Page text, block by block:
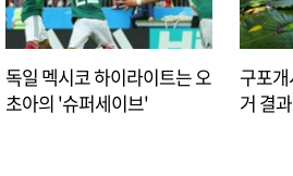
독일 멕시코 하이라이트는 오
초아의 '슈퍼세이브'
구포
거 결